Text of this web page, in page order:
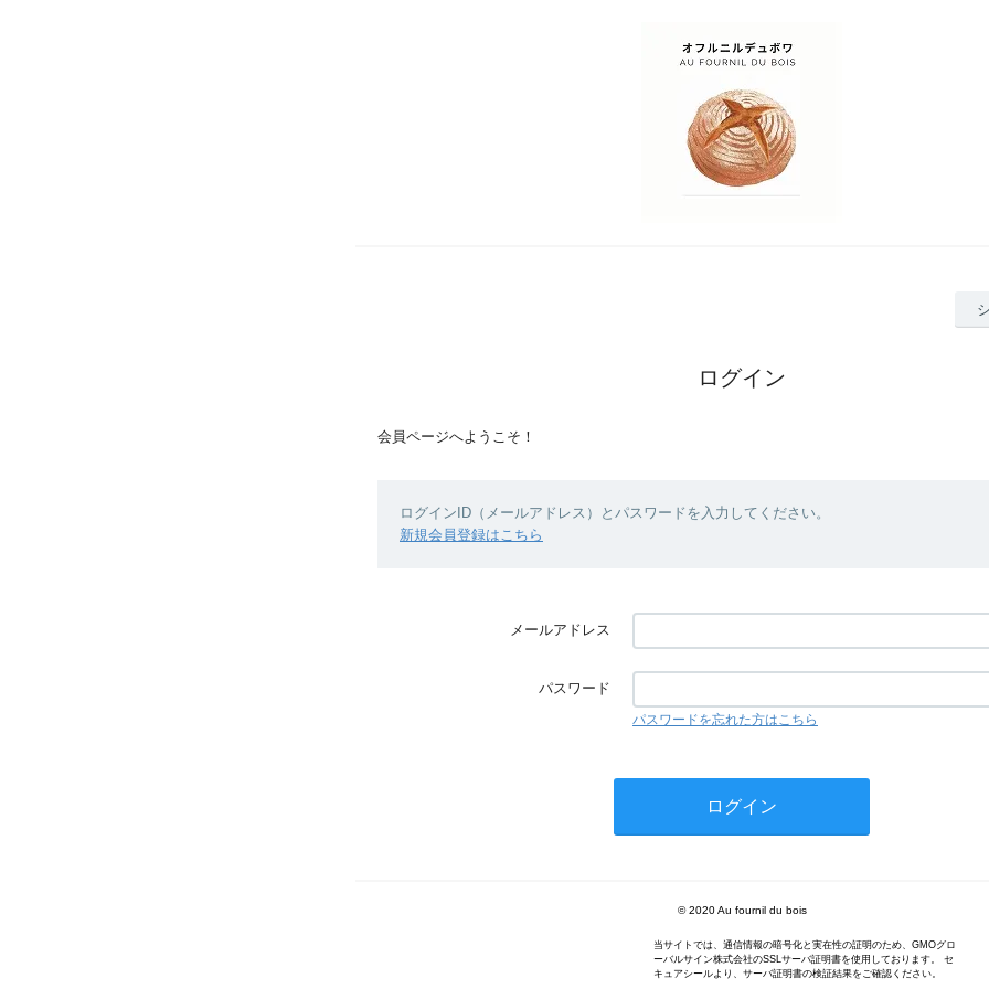
ログイン
会員ページへようこそ！
ログインID（メールアドレス）とパスワードを入力してください。
新規会員登録はこちら
メールアドレス
パスワード
パスワードを忘れた方はこちら
© 2020 Au fournil du bois
当サイトでは、通信情報の暗号化と実在性の証明のため、GMOグロ
ーバルサイン株式会社のSSLサーバ証明書を使用しております。 セ
キュアシールより、サーバ証明書の検証結果をご確認ください。